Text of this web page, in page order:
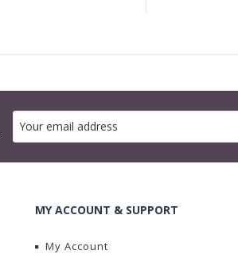
MY ACCOUNT & SUPPORT
My Account